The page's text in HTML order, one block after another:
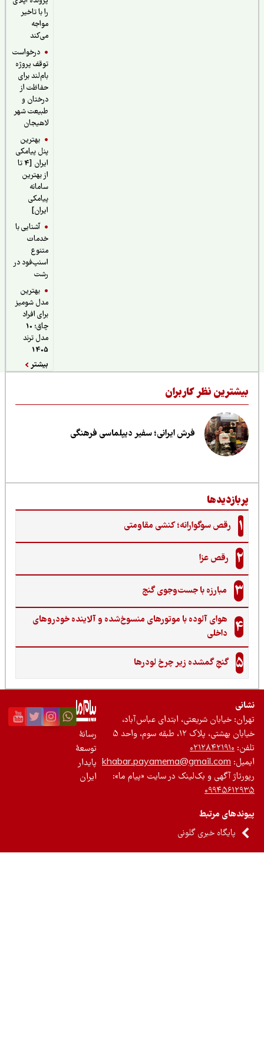
را با تاخیر
درخواست
توقف پروژه
بام‌لند برای
حفاظت از
درختان و
طبیعت شهر
لاهیجان
بهترین
پنل پیامکی
ایران [4 تا
از بهترین
سامانه
پیامکی
آشنایی با
خدمات
اسنپ‌فود در
بهترین
مدل شومیز
برای افراد
چاق؛ 10
مدل ترند
نظر کاربران
فرش ایرانی؛ سفیر دیپلماسی فرهنگی
رقص سوگوارانه؛ کنشی مقاومتی
رقص عزا
مبارزه با جست‌وجوی گنج‌
هوای آلوده با موتورهای منسوخ‌شده و آلاینده خودروهای
داخلی
گنجِ گمشده زیر چرخ لودرها
خیابان شریعتی، ابتدای عباس‌آباد،
بهشتی، پلاک ۱۲، طبقه سوم، واحد ۵
۰۲۱۲۸۴۲۱۹۱۰
khabar.payamema@gmail.com
آگهی و بک‌لینک در سایت «پیام ما»:
مرتبط
پایگاه خبری گلونی
رسانۀ
توسعۀ
پایدار
ایران